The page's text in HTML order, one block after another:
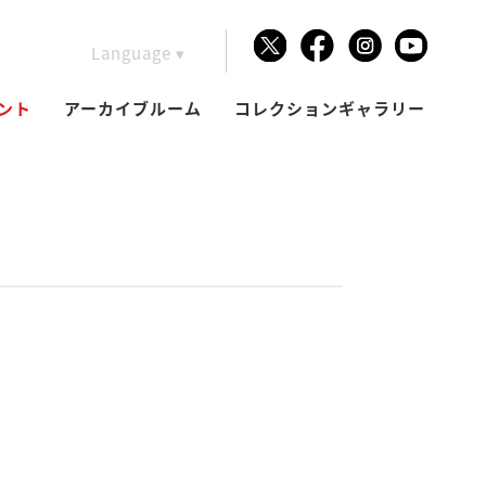
Language ▾
ト
アーカイブルーム コレクションギャラリー